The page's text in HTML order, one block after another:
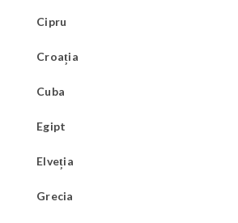
Cipru
Croația
Cuba
Egipt
Elveția
Grecia